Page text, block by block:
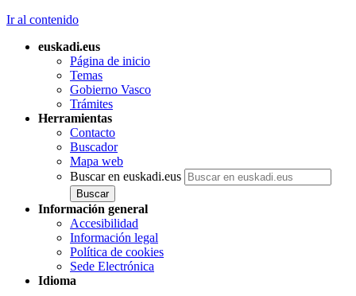
Ir al contenido
euskadi.eus
Página de inicio
Temas
Gobierno Vasco
Trámites
Herramientas
Contacto
Buscador
Mapa web
Buscar en euskadi.eus
Información general
Accesibilidad
Información legal
Política de cookies
Sede Electrónica
Idioma